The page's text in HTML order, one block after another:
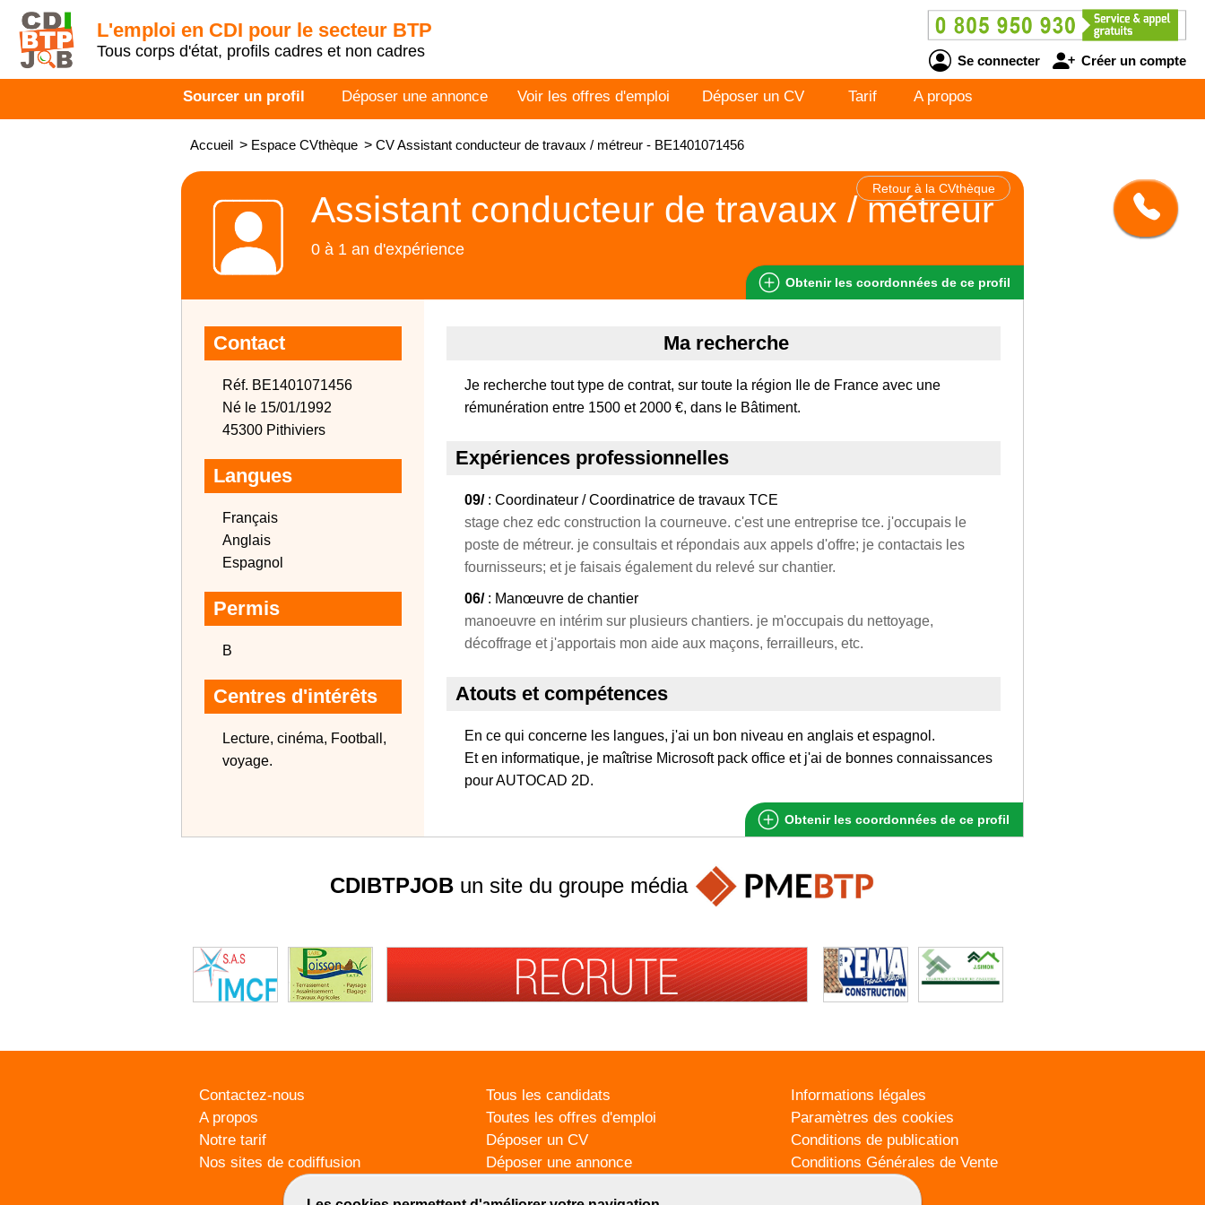
L'emploi en CDI pour le secteur BTP
Tous corps d'état, profils cadres et non cadres
Se connecter Créer un compte
Sourcer un profil Déposer une annonce Voir les offres d'emploi Déposer un CV Tarif A propos
Accueil > Espace CVthèque > CV Assistant conducteur de travaux / métreur - BE1401071456
Retour à la CVthèque
Assistant conducteur de travaux / métreur
0 à 1 an d'expérience
Obtenir les coordonnées de ce profil
Contact
Réf. BE1401071456
Né le 15/01/1992
45300 Pithiviers
Langues
Français
Anglais
Espagnol
Permis
B
Centres d'intérêts
Lecture, cinéma, Football,
voyage.
Ma recherche
Je recherche tout type de contrat, sur toute la région Ile de France avec une
rémunération entre 1500 et 2000 €, dans le Bâtiment.
Expériences professionnelles
09/: Coordinateur / Coordinatrice de travaux TCE
stage chez edc construction la courneuve. c'est une entreprise tce. j'occupais le
poste de métreur. je consultais et répondais aux appels d'offre; je contactais les
fournisseurs; et je faisais également du relevé sur chantier.
06/: Manœuvre de chantier
manoeuvre en intérim sur plusieurs chantiers. je m'occupais du nettoyage,
décoffrage et j'apportais mon aide aux maçons, ferrailleurs, etc.
Atouts et compétences
En ce qui concerne les langues, j'ai un bon niveau en anglais et espagnol.
Et en informatique, je maîtrise Microsoft pack office et j'ai de bonnes connaissances
pour AUTOCAD 2D.
Obtenir les coordonnées de ce profil
CDIBTPJOBun site du groupe média
Contactez-nous
A propos
Notre tarif
Nos sites de codiffusion
Tous les candidats
Toutes les offres d'emploi
Déposer un CV
Déposer une annonce
Informations légales
Paramètres des cookies
Conditions de publication
Conditions Générales de Vente